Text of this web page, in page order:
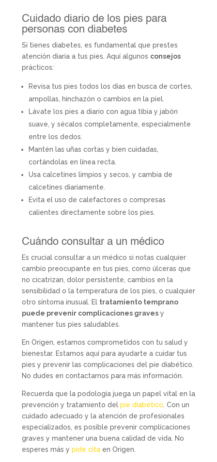
Cuidado diario de los pies para
personas con diabetes
Si tienes diabetes, es fundamental que prestes
atención diaria a tus pies. Aquí algunos consejos
prácticos:
Revisa tus pies todos los días en busca de cortes,
ampollas, hinchazón o cambios en la piel.
Lávate los pies a diario con agua tibia y jabón
suave, y sécalos completamente, especialmente
entre los dedos.
Mantén las uñas cortas y bien cuidadas,
cortándolas en línea recta.
Usa calcetines limpios y secos, y cambia de
calcetines diariamente.
Evita el uso de calefactores o compresas
calientes directamente sobre los pies.
Cuándo consultar a un médico
Es crucial consultar a un médico si notas cualquier
cambio preocupante en tus pies, como úlceras que
no cicatrizan, dolor persistente, cambios en la
sensibilidad o la temperatura de los pies, o cualquier
otro síntoma inusual. El tratamiento temprano
puede prevenir complicaciones gravesy
mantener tus pies saludables.
En Origen, estamos comprometidos con tu salud y
bienestar. Estamos aquí para ayudarte a cuidar tus
pies y prevenir las complicaciones del pie diabético.
No dudes en contactarnos para más información.
Recuerda que la podología juega un papel vital en la
prevención y tratamiento del pie diabético . Con un
cuidado adecuado y la atención de profesionales
especializados, es posible prevenir complicaciones
graves y mantener una buena calidad de vida. No
esperes más y pide citaen Origen.